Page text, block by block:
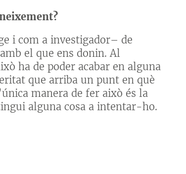
i com a investigador– de
el que ens donin. Al
ha de poder acabar en alguna
que arriba un punt en què
manera de fer això és la
alguna cosa a intentar-ho.